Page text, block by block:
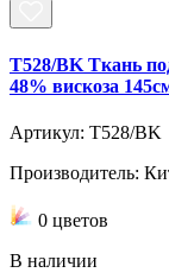
T528/BK Ткань
48% вискоза
Артикул: T528/BK
Производитель:
0 цветов
В наличии